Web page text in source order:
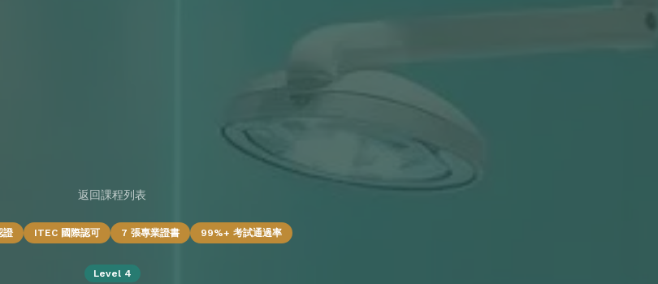
返回課程列表
證 ITEC 國際認可 7 張專業證書 99%+ 考試通過率
Level 4